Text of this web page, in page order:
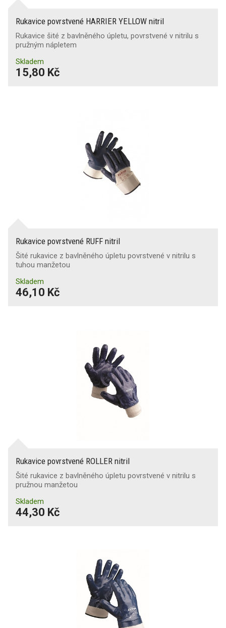
Rukavice povrstvené HARRIER YELLOW nitril
Rukavice šité z bavlněného úpletu, povrstvené v nitrilu s
pružným nápletem
Skladem
15,80 Kč
Rukavice povrstvené RUFF nitril
Šité rukavice z bavlněného úpletu povrstvené v nitrilu s
tuhou manžetou
Skladem
46,10 Kč
Rukavice povrstvené ROLLER nitril
Šité rukavice z bavlněného úpletu povrstvené v nitrilu s
pružnou manžetou
Skladem
44,30 Kč